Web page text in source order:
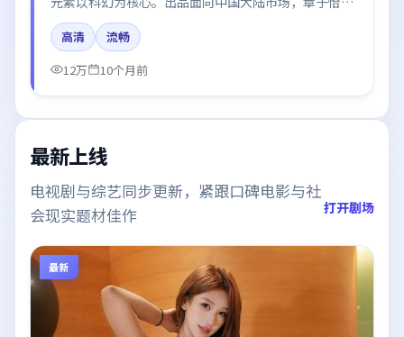
段奕宏、秦海璐所饰角色推动关键反转，结尾留白引发
讨论。
高清
流畅
12万
10个月前
最新上线
电视剧与综艺同步更新，紧跟口碑电影与社
会现实题材佳作
打开剧场
最新